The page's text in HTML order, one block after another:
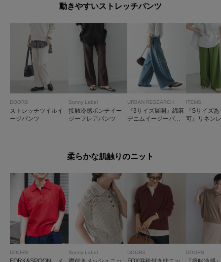
動きやすいストレッチパンツ
DOORS
ストレッチツイルイ
ージパンツ
Sonny Label
接触冷感ポンチイー
ジーフレアパンツ
URBAN RESEARCH
『3サイズ展開』綿麻
デニムイージーパン
ITEMS
『Sサイズ
可』リネン
柔らかな肌触りのニット
DOORS Sonny Label DOORS DOORS